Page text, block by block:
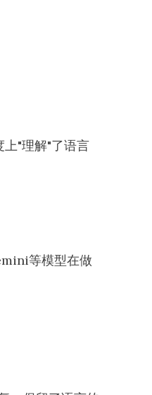
"理解"了语言
等模型在做